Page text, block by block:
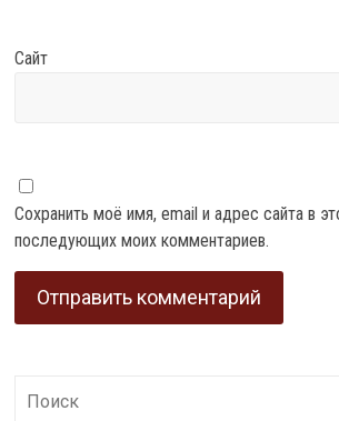
Сайт
Сохранить моё имя, email и адрес сайта в
последующих моих комментариев.